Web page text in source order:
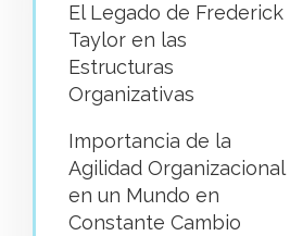
El Legado de Frederick
Taylor en las
Estructuras
Organizativas
Importancia de la
Agilidad Organizacional
en un Mundo en
Constante Cambio